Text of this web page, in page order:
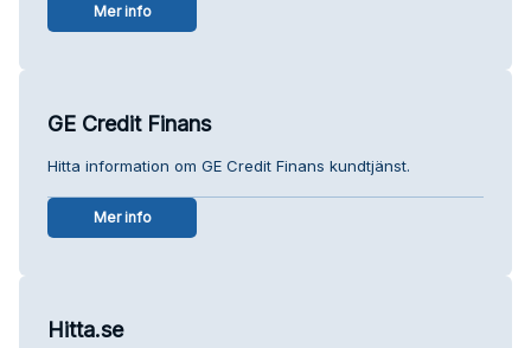
Mer info
GE Credit Finans
Hitta information om GE Credit Finans kundtjänst.
Mer info
Hitta.se